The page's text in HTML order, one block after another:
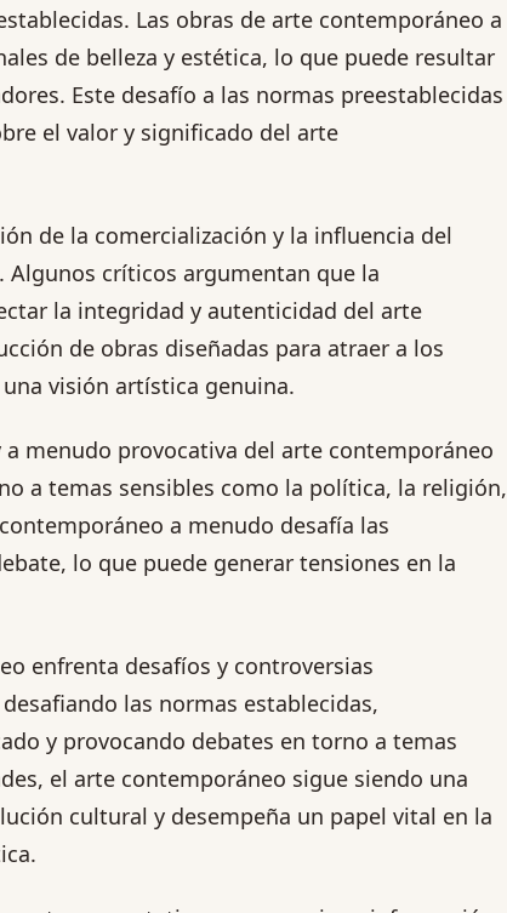
Las obras de arte contemporáneo a
de belleza y estética, lo que puede resultar
Este desafío a las normas preestablecidas
el valor y significado del arte
de la comercialización y la influencia del
críticos argumentan que la
la integridad y autenticidad del arte
de obras diseñadas para atraer a los
visión artística genuina.
menudo provocativa del arte contemporáneo
a temas sensibles como la política, la religión,
a menudo desafía las
lo que puede generar tensiones en la
enfrenta desafíos y controversias
las normas establecidas,
y provocando debates en torno a temas
el arte contemporáneo sigue siendo una
cultural y desempeña un papel vital en la